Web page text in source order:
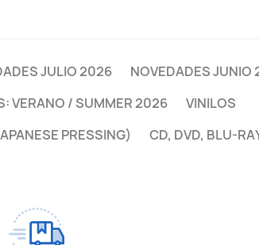
JULIO 2026
NOVEDADES JUNIO
VERANO / SUMMER 2026
VINILOS
PRESSING)
CD, DVD, BLU-